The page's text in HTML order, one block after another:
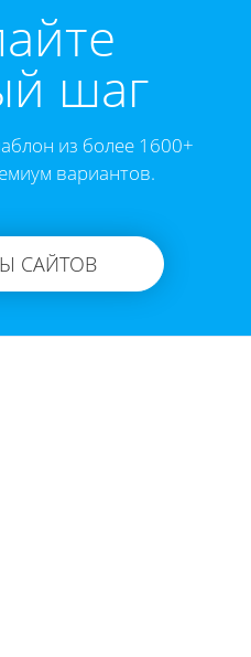
шаг
из более 1600+
вариантов.
САЙТОВ